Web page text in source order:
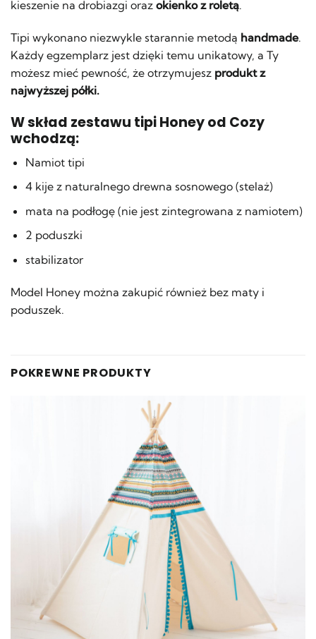
kieszenie na drobiazgi oraz okienko z roletą.
Tipi wykonano niezwykle starannie metodą handmade.
Każdy egzemplarz jest dzięki temu unikatowy, a Ty
możesz mieć pewność, że otrzymujesz produkt z
najwyższej półki.
W skład zestawu tipi Honey od Cozy
wchodzą:
Namiot tipi
4 kije z naturalnego drewna sosnowego (stelaż)
mata na podłogę (nie jest zintegrowana z namiotem)
2 poduszki
stabilizator
Model Honey można zakupić również bez maty i
poduszek.
POKREWNE PRODUKTY